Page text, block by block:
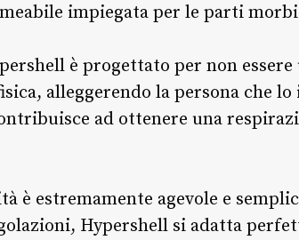
impiegata per le parti
è progettato per non
alleggerendo la persona che
ad ottenere una
è estremamente agevole e
Hypershell si adatta